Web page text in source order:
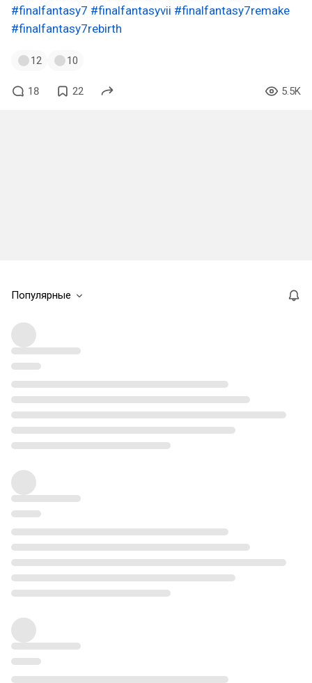
#finalfantasy7 #finalfantasyvii #finalfantasy7remake
#finalfantasy7rebirth
12 10
18 22 5.5K
Популярные